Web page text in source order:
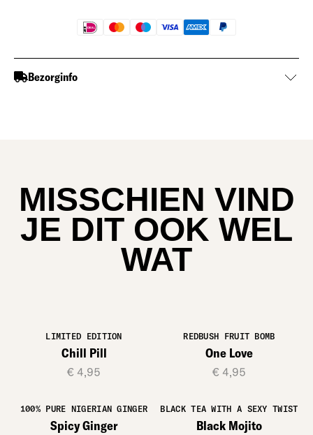
Bezorginfo
MISSCHIEN VIND
JE DIT OOK WEL
WAT
LIMITED EDITION
Chill Pill
€ 4,95
REDBUSH FRUIT BOMB
One Love
€ 4,95
100% PURE NIGERIAN GINGER
Spicy Ginger
BLACK TEA WITH A SEXY TWIST
Black Mojito